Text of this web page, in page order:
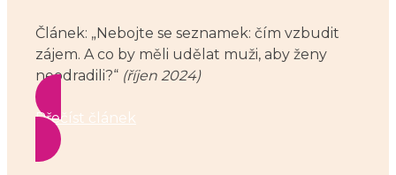
Článek: „Nebojte se seznamek: čím vzbudit
zájem. A co by měli udělat muži, aby ženy
neodradili?“ (říjen 2024)
Přečíst článek